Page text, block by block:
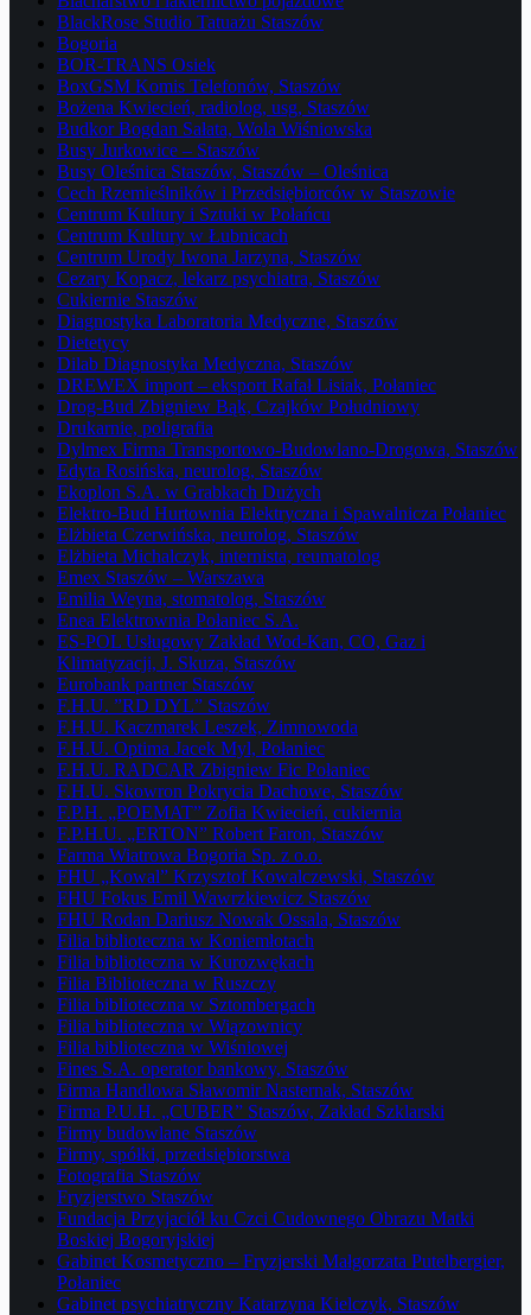
BlackRose Studio Tatuażu Staszów
Bogoria
BOR-TRANS Osiek
BoxGSM Komis Telefonów, Staszów
Bożena Kwiecień, radiolog, usg, Staszów
Budkor Bogdan Sałata, Wola Wiśniowska
Busy Jurkowice – Staszów
Busy Oleśnica Staszów, Staszów – Oleśnica
Cech Rzemieślników i Przedsiębiorców w Staszowie
Centrum Kultury i Sztuki w Połańcu
Centrum Kultury w Łubnicach
Centrum Urody Iwona Jarzyna, Staszów
Cezary Kopacz, lekarz psychiatra, Staszów
Cukiernie Staszów
Diagnostyka Laboratoria Medyczne, Staszów
Dietetycy
Dilab Diagnostyka Medyczna, Staszów
DREWEX import – eksport Rafał Lisiak, Połaniec
Drog-Bud Zbigniew Bąk, Czajków Południowy
Drukarnie, poligrafia
Dylmex Firma Transportowo-Budowlano-Drogowa, Staszów
Edyta Rosińska, neurolog, Staszów
Ekoplon S.A. w Grabkach Dużych
Elektro-Bud Hurtownia Elektryczna i Spawalnicza Połaniec
Elżbieta Czerwińska, neurolog, Staszów
Elżbieta Michalczyk, internista, reumatolog
Emex Staszów – Warszawa
Emilia Weyna, stomatolog, Staszów
Enea Elektrownia Połaniec S.A.
ES-POL Usługowy Zakład Wod-Kan, CO, Gaz i
Klimatyzacji, J. Skuza, Staszów
Eurobank partner Staszów
F.H.U. ”RD DYL” Staszów
F.H.U. Kaczmarek Leszek, Zimnowoda
F.H.U. Optima Jacek Myl, Połaniec
F.H.U. RADCAR Zbigniew Fic Połaniec
F.H.U. Skowron Pokrycia Dachowe, Staszów
F.P.H. „POEMAT” Zofia Kwiecień, cukiernia
F.P.H.U. „ERTON” Robert Faron, Staszów
Farma Wiatrowa Bogoria Sp. z o.o.
FHU „Kowal” Krzysztof Kowalczewski, Staszów
FHU Fokus Emil Wawrzkiewicz Staszów
FHU Rodan Dariusz Nowak Ossala, Staszów
Filia biblioteczna w Koniemłotach
Filia biblioteczna w Kurozwękach
Filia Biblioteczna w Ruszczy
Filia biblioteczna w Sztombergach
Filia biblioteczna w Wiązownicy
Filia biblioteczna w Wiśniowej
Fines S.A. operator bankowy, Staszów
Firma Handlowa Sławomir Nasternak, Staszów
Firma P.U.H. „CUBER” Staszów, Zakład Szklarski
Firmy budowlane Staszów
Firmy, spółki, przedsiębiorstwa
Fotografia Staszów
Fryzjerstwo Staszów
Fundacja Przyjaciół ku Czci Cudownego Obrazu Matki
Boskiej Bogoryjskiej
Gabinet Kosmetyczno – Fryzjerski Małgorzata Putelbergier,
Połaniec
Gabinet psychiatryczny Katarzyna Kielczyk, Staszów